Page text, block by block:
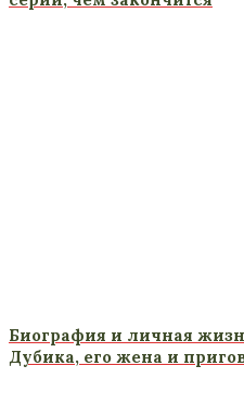
Биография и личная
Дубика, его жена и